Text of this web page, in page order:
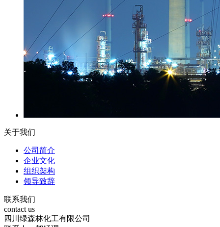
关于我们
公司简介
企业文化
组织架构
领导致辞
联系我们
contact us
四川绿森林化工有限公司